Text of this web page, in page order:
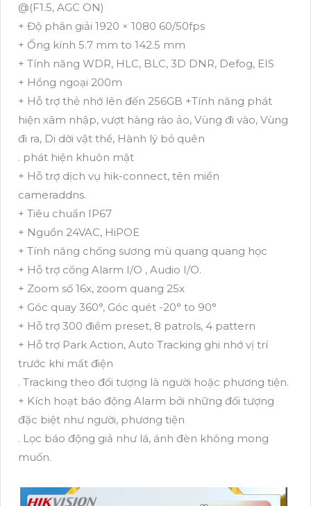
@(F1.5, AGC ON)
+ Độ phân giải 1920 × 1080 60/50fps
+ Ống kính 5.7 mm to 142.5 mm
+ Tính năng WDR, HLC, BLC, 3D DNR, Defog, EIS
+ Hồng ngoại 200m
+ Hỗ trợ thẻ nhớ lên đến 256GB +Tính năng phát
hiện xâm nhập, vượt hàng rào ảo, Vùng đi vào, Vùng
đi ra, Di dời vật thể, Hành lý bỏ quên
. phát hiện khuôn mặt
+ Hỗ trợ dịch vụ hik-connect, tên miền
cameraddns.
+ Tiêu chuẩn IP67
+ Nguồn 24VAC, HiPOE
+ Tính năng chống sương mù quang quang học
+ Hỗ trợ cổng Alarm I/O , Audio I/O.
+ Zoom số 16x, zoom quang 25x
+ Góc quay 360°, Góc quét -20° to 90°
+ Hỗ trợ 300 điểm preset, 8 patrols, 4 pattern
+ Hỗ trợ Park Action, Auto Tracking ghi nhớ vị trí
trước khi mất điện
. Tracking theo đối tượng là người hoặc phương tiện.
+ Kích hoạt báo động Alarm bởi những đối tượng
đặc biệt như người, phương tiện
. Lọc báo động giả như lá, ánh đèn không mong
muốn.